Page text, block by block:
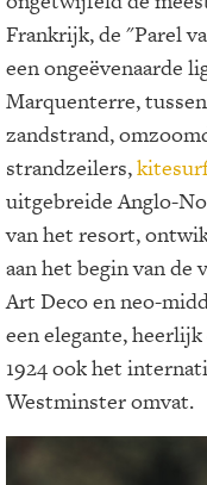
Frankrijk, de "Parel
een ongeëvenaarde
Marquenterre,
zandstrand,
strandzeilers,
uitgebreide Anglo-
van het resort,
aan het begin van de
Art Deco en neo-
een elegante,
1924 ook het
Westminster omvat.